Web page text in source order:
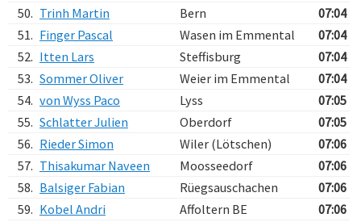
50. Trinh Martin Bern
07:04
51. Finger Pascal Wasen im Emmental
07:04
52. Itten Lars Steffisburg
07:04
53. Sommer Oliver Weier im Emmental
07:04
54. von Wyss Paco Lyss
07:05
55. Schlatter Julien Oberdorf
07:05
56. Rieder Simon Wiler (Lötschen)
07:06
57. Thisakumar Naveen Moosseedorf
07:06
58. Balsiger Fabian Rüegsauschachen
07:06
59. Kobel Andri Affoltern BE
07:06